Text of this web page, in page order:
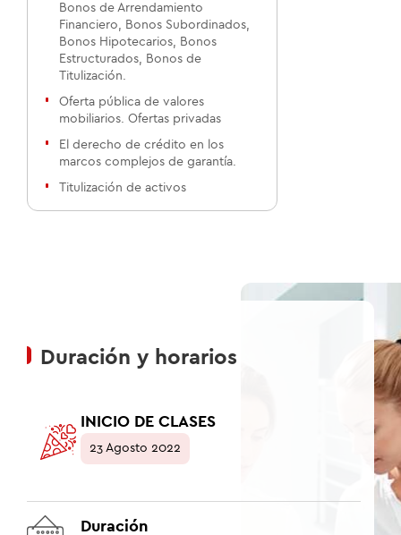
Bonos de Arrendamiento
Financiero, Bonos Subordinados,
Bonos Hipotecarios, Bonos
Estructurados, Bonos de
Titulización.
Oferta pública de valores
mobiliarios. Ofertas privadas
El derecho de crédito en los
marcos complejos de garantía.
Titulización de activos
Duración y horarios
INICIO DE CLASES
23 Agosto 2022
Duración